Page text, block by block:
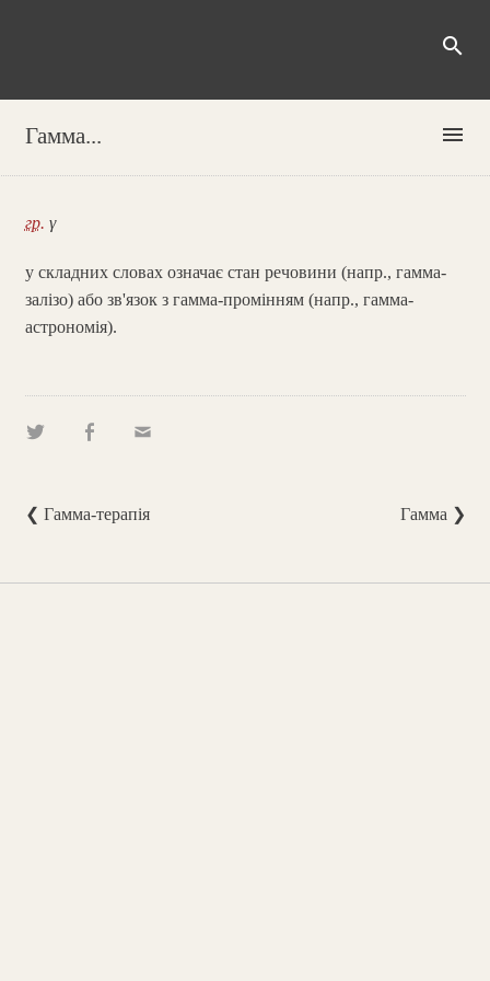
search
Гамма... menu
гр. γ
у складних словах означає стан речовини (напр., гамма-
залізо) або зв'язок з гамма-промінням (напр., гамма-
астрономія).
❮ Гамма-терапія Гамма ❯